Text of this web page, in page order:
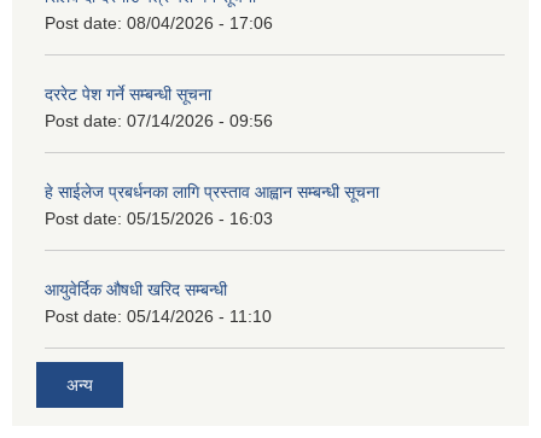
Post date: 08/04/2026 - 17:06
दररेट पेश गर्ने सम्बन्धी सूचना
Post date: 07/14/2026 - 09:56
हे साईलेज प्रबर्धनका लागि प्रस्ताव आह्वान सम्बन्धी सूचना
Post date: 05/15/2026 - 16:03
आयुवेर्दिक औषधी खरिद सम्बन्धी
Post date: 05/14/2026 - 11:10
अन्य